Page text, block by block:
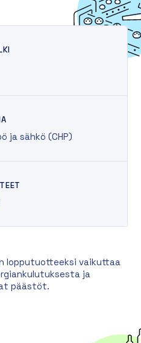
ja sähkö (CHP)
lopputuotteeksi vaikuttaa
ja
päästöt.